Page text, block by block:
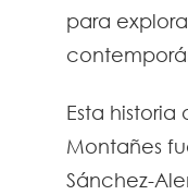
para
Esta
Montañes
Sánchez-